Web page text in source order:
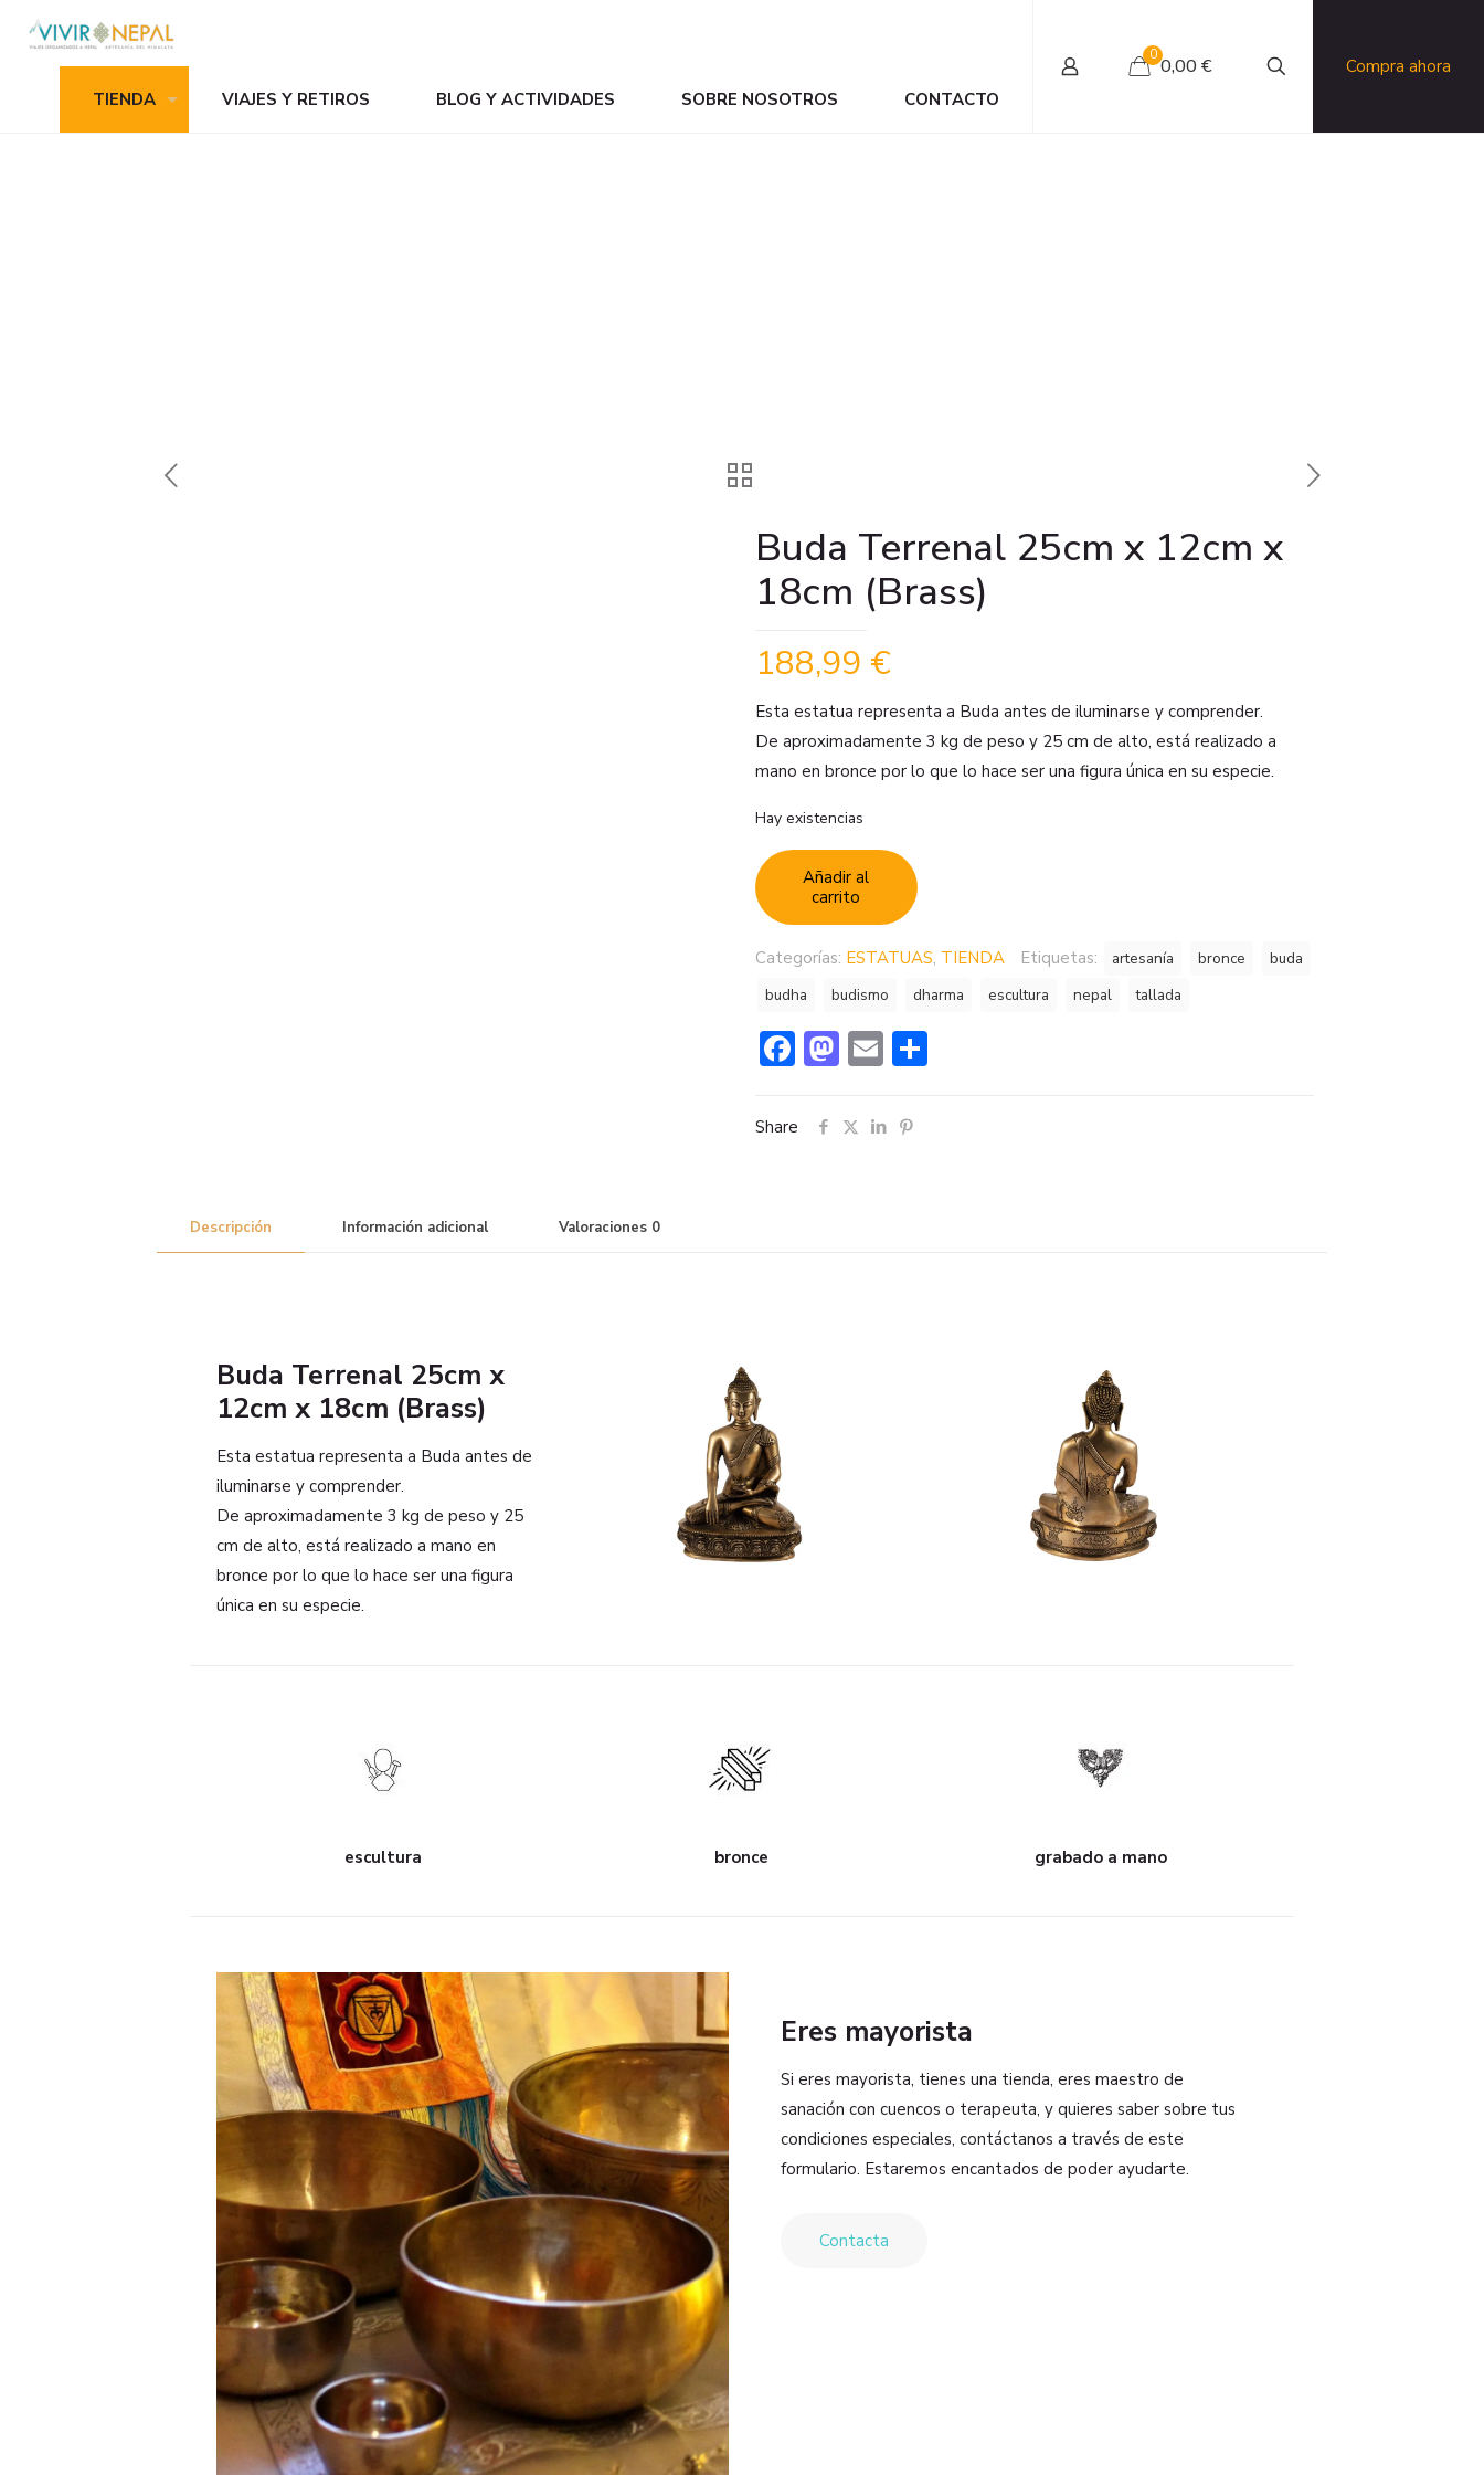
TIENDA VIAJES Y RETIROS BLOG Y ACTIVIDADES SOBRE NOSOTROS CONTACTO
0 0,00 € Compra ahora
Buda Terrenal 25cm x 12cm x
18cm (Brass)
188,99 €
Esta estatua representa a Buda antes de iluminarse y comprender.
De aproximadamente 3 kg de peso y 25 cm de alto, está realizado a
mano en bronce por lo que lo hace ser una figura única en su especie.
Hay existencias
Añadir al
carrito
Categorías: ESTATUAS, TIENDA Etiquetas: artesanía bronce
buda
budha
budismo dharma escultura nepal tallada
Facebook
Mastodon
Email
Share
Descripción Información adicional Valoraciones 0
Buda Terrenal 25cm x
12cm x 18cm (Brass)
Esta estatua representa a Buda antes de
iluminarse y comprender.
De aproximadamente 3 kg de peso y 25
cm de alto, está realizado a mano en
bronce por lo que lo hace ser una figura
única en su especie.
escultura bronce grabado a mano
Eres mayorista
Si eres mayorista, tienes una tienda, eres maestro de
sanación con cuencos o terapeuta, y quieres saber sobre tus
condiciones especiales, contáctanos a través de este
formulario. Estaremos encantados de poder ayudarte.
Contacta